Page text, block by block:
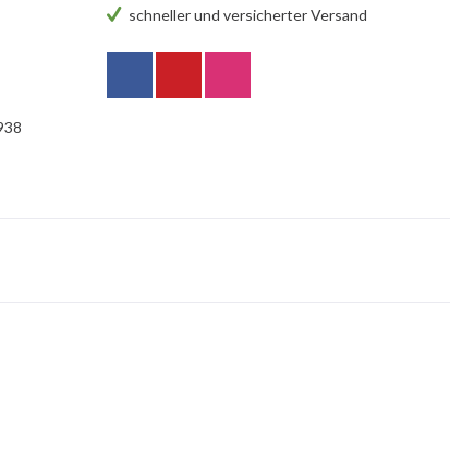
schneller und versicherter Versand